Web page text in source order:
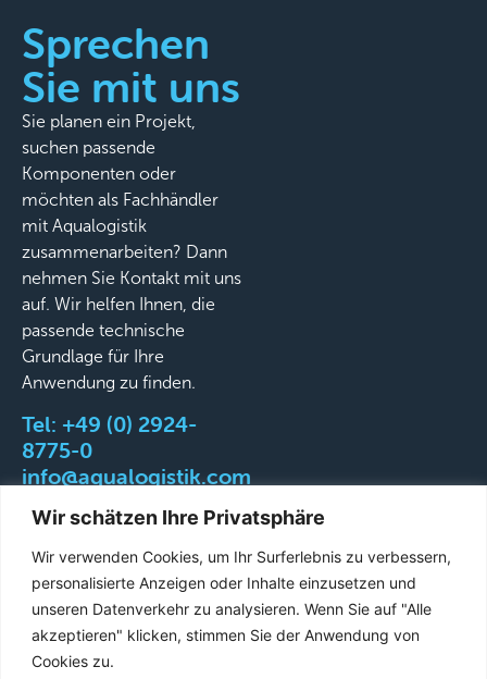
Wir schätzen Ihre Privatsphäre
Wir verwenden Cookies, um Ihr Surferlebnis zu verbessern,
personalisierte Anzeigen oder Inhalte einzusetzen und
unseren Datenverkehr zu analysieren. Wenn Sie auf "Alle
akzeptieren" klicken, stimmen Sie der Anwendung von
Cookies zu.
Sprechen
Sie mit uns
Sie planen ein Projekt,
suchen passende
Komponenten oder
möchten als Fachhändler
mit Aqualogistik
zusammenarbeiten? Dann
nehmen Sie Kontakt mit uns
auf. Wir helfen Ihnen, die
passende technische
Grundlage für Ihre
Anwendung zu finden.
Tel: +49 (0) 2924-
8775-0
info@aqualogistik.com
©
2026
Aqualogistik.
AGB Impressum Datenschutz
Liefer-&
Versandbedingungen